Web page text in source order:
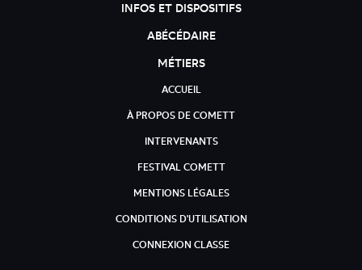
INFOS ET DISPOSITIFS
ABÉCÉDAIRE
MÉTIERS
ACCUEIL
À PROPOS DE COMETT
INTERVENANTS
FESTIVAL COMETT
MENTIONS LÉGALES
CONDITIONS D'UTILISATION
CONNEXION CLASSE